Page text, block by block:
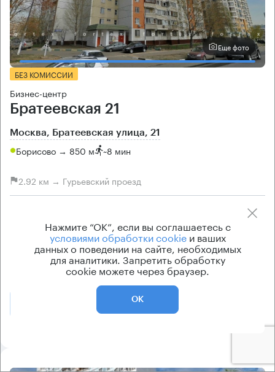
Еще фото
БЕЗ КОМИССИИ
Бизнес-центр
Братеевская 21
Москва, Братеевская улица, 21
Борисово → 850 м ~8 мин
2.92 км → Гурьевский проезд
по запросу по запросу
Класс офисов Тип здания
Жилое здание
Получить презентацию
Нажмите “ОК”, если вы соглашаетесь с
условиями обработки cookieи ваших
данных о поведении на сайте, необходимых
для аналитики. Запретить обработку
cookie можете через браузер.
ОК